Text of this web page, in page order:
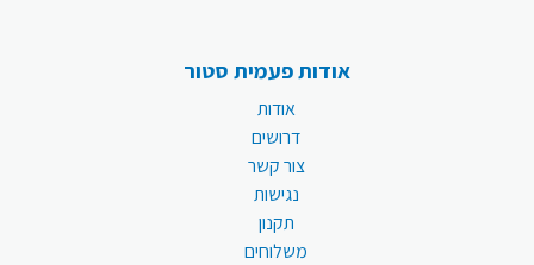
אודות פעמית סטור
אודות
דרושים
צור קשר
נגישות
תקנון
משלוחים